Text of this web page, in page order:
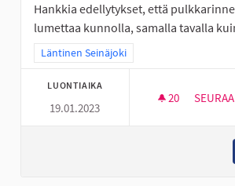
Hankkia edellytykset, että
lumettaa kunnolla, samalla tavalla
Rajaa tulokset teeman mukaan: Läntinen
Läntinen Seinäjoki
LUONTIAIKA
19.01.2023
20 20
SEURAA